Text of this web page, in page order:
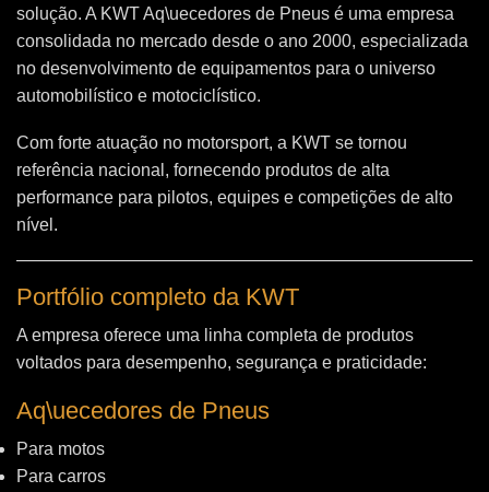
solução. A KWT Aq\uecedores de Pneus é uma empresa
consolidada no mercado desde o ano 2000, especializada
no desenvolvimento de equipamentos para o universo
automobilístico e motociclístico.
Com forte atuação no motorsport, a KWT se tornou
referência nacional, fornecendo produtos de alta
performance para pilotos, equipes e competições de alto
nível.
Portfólio completo da KWT
A empresa oferece uma linha completa de produtos
voltados para desempenho, segurança e praticidade:
Aq\uecedores de Pneus
Para motos
Para carros